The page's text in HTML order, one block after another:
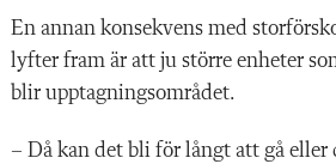
En annan konsekvens med
lyfter fram är att ju större enheter
blir upptagningsområdet.
– Då kan det bli för långt att gå eller